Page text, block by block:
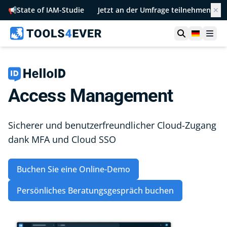
📢State of IAM-Studie Jetzt an der Umfrage teilnehmen ✕
Suche
Access Management
Sicherer und benutzerfreundlicher Cloud-Zugang
dank MFA und Cloud SSO
Buchen Sie eine Online-Demo
Persönliches Beratungsgespräch buchen